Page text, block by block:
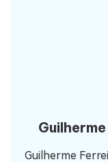
Guilherme